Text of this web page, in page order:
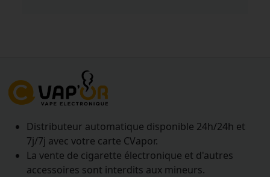
Distributeur automatique disponible 24h/24h et
7j/7j avec votre carte CVapor.
La vente de cigarette électronique et d'autres
accessoires sont interdits aux mineurs.